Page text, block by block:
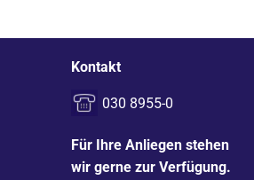
Kontakt
030 8955-0
Für Ihre Anliegen stehen
wir gerne zur Verfügung.